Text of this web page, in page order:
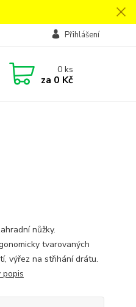
Přihlášení
0ks
za 0 Kč
nůžky.
tvarovaných
výřez na střihání drátu.
popis